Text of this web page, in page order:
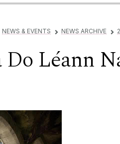
NEWS & EVENTS ▻ NEWS ARCHIVE ▻
Léann